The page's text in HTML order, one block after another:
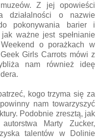
Z jej opowieści
działalności o nazwie
pokonywania barier i
ważne jest spełnianie
o porażkach w
Girls Carrots mówi z
nam również ideę
kogo trzyma się za
nam towarzyszyć
Podobnie zresztą, jak
Marty Zucker,
talentów w Dolinie